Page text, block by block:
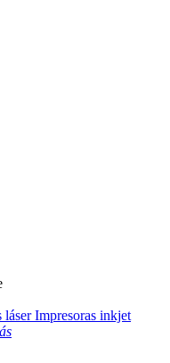
láserImpresoras inkjet